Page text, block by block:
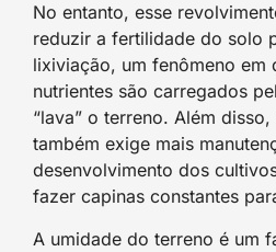
No entanto, esse
reduzir a fertilidade do solo
lixiviação, um fenômeno em
nutrientes são carregados
“lava” o terreno. Além
também exige mais
desenvolvimento dos
fazer capinas constantes
A umidade do terreno é um